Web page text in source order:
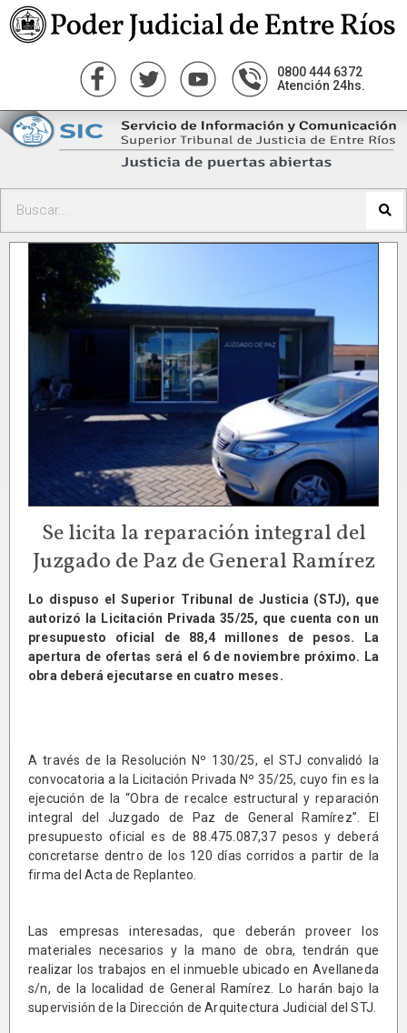
0800 444 6372
Atención 24hs.
Se licita la reparación integral del
Juzgado de Paz de General Ramírez
Lo dispuso el Superior Tribunal de Justicia (STJ), que
autorizó la Licitación Privada 35/25, que cuenta con un
presupuesto oficial de 88,4 millones de pesos. La
apertura de ofertas será el 6 de noviembre próximo. La
obra deberá ejecutarse en cuatro meses.
A través de la Resolución Nº 130/25, el STJ convalidó la
convocatoria a la Licitación Privada Nº 35/25, cuyo fin es la
ejecución de la “Obra de recalce estructural y reparación
integral del Juzgado de Paz de General Ramírez”. El
presupuesto oficial es de 88.475.087,37 pesos y deberá
concretarse dentro de los 120 días corridos a partir de la
firma del Acta de Replanteo.
Las empresas interesadas, que deberán proveer los
materiales necesarios y la mano de obra, tendrán que
realizar los trabajos en el inmueble ubicado en Avellaneda
s/n, de la localidad de General Ramírez. Lo harán bajo la
supervisión de la Dirección de Arquitectura Judicial del STJ.